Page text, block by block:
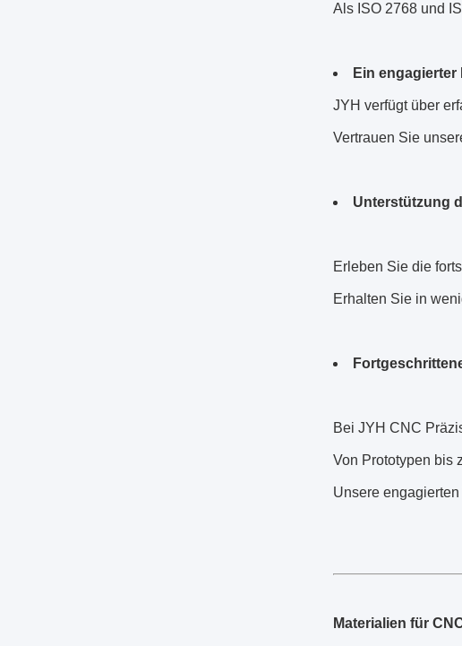
Als ISO 2768 und
Ein
JYH verfügt über
Vertrauen Sie
Unterstützung
Erleben Sie die
Erhalten Sie in
Bei JYH CNC
Von Prototypen bis
Unsere
Materialien für